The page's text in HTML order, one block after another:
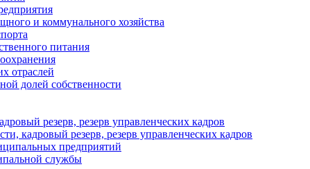
и коммунального хозяйства
питания
отраслей
долей собственности
резерв, резерв управленческих кадров
кадровый резерв, резерв управленческих кадров
предприятий
службы